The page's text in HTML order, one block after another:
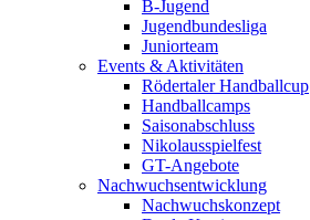
B-Jugend
Jugendbundesliga
Juniorteam
Events & Aktivitäten
Rödertaler Handballcup
Handballcamps
Saisonabschluss
Nikolausspielfest
GT-Angebote
Nachwuchsentwicklung
Nachwuchskonzept